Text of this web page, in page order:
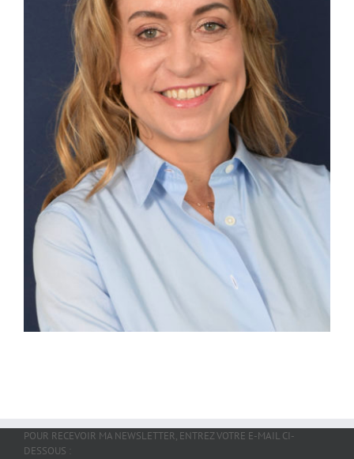
POUR RECEVOIR MA NEWSLETTER, ENTREZ VOTRE E-MAIL CI-
DESSOUS :